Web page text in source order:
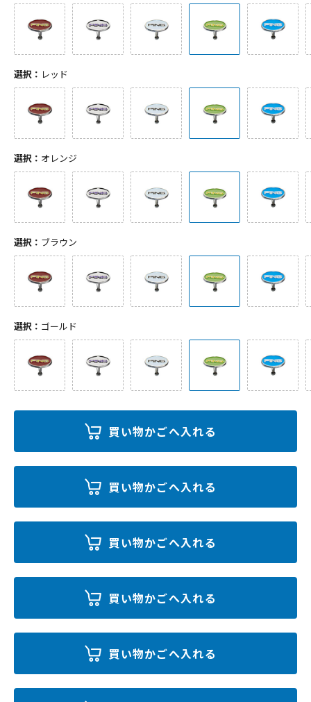
選択： レッド
選択： オレンジ
選択： ブラウン
選択： ゴールド